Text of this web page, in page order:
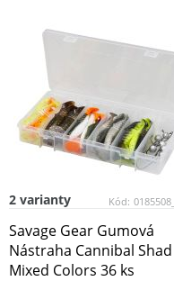
Kód:
2 varianty
Savage Gear Gumová
Nástraha Cannibal
Mixed Colors 36 ks